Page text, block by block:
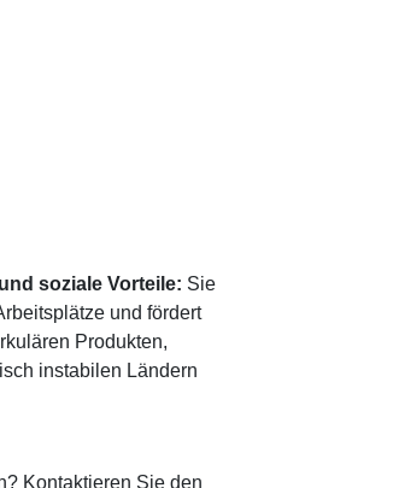
soziale Vorteile: Sie
und fördert
Produkten,
instabilen Ländern
Kontaktieren Sie den